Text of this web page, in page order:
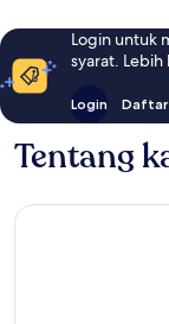
Login untuk
syarat.
Login Daftar
Tentang